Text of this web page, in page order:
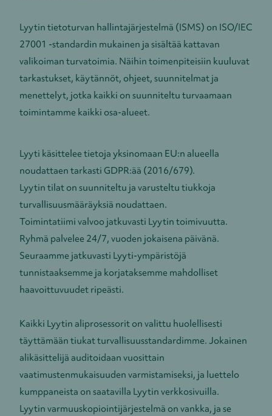
Lyytin tietoturvan hallintajärjestelmä (ISMS) on ISO/IEC
27001 -standardin mukainen ja sisältää kattavan
valikoiman turvatoimia. Näihin toimenpiteisiin kuuluvat
tarkastukset, käytännöt, ohjeet, suunnitelmat ja
menettelyt, jotka kaikki on suunniteltu turvaamaan
toimintamme kaikki osa-alueet.
Lyyti käsittelee tietoja yksinomaan EU:n alueella
noudattaen tarkasti GDPR:ää (2016/679).
Lyytin tilat on suunniteltu ja varusteltu tiukkoja
turvallisuusmääräyksiä noudattaen.
Toimintatiimi valvoo jatkuvasti Lyytin toimivuutta.
Ryhmä palvelee 24/7, vuoden jokaisena päivänä.
Seuraamme jatkuvasti Lyyti-ympäristöjä
tunnistaaksemme ja korjataksemme mahdolliset
haavoittuvuudet ripeästi.
Kaikki Lyytin aliprosessorit on valittu huolellisesti
täyttämään tiukat turvallisuusstandardimme. Jokainen
alikäsittelijä auditoidaan vuosittain
vaatimustenmukaisuuden varmistamiseksi, ja luettelo
kumppaneista on saatavilla Lyytin verkkosivuilla.
Lyytin varmuuskopiointijärjestelmä on vankka, ja se